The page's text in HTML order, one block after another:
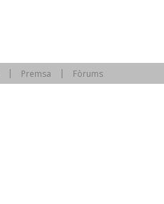
Premsa Fòrums